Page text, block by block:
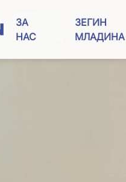
ЗА
НАС
ЗЕГИН
МЛАДИНА